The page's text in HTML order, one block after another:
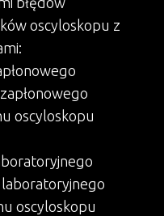
oscyloskopu z
oscyloskopu
laboratoryjnego
oscyloskopu